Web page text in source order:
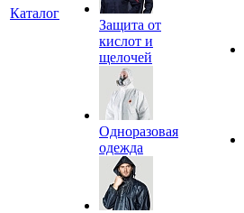
Каталог
Защита от
кислот и
щелочей
Одноразовая
одежда